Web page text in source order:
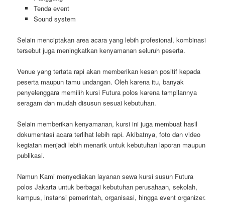
Tenda event
Sound system
Selain menciptakan area acara yang lebih profesional, kombinasi
tersebut juga meningkatkan kenyamanan seluruh peserta.
Venue yang tertata rapi akan memberikan kesan positif kepada
peserta maupun tamu undangan. Oleh karena itu, banyak
penyelenggara memilih kursi Futura polos karena tampilannya
seragam dan mudah disusun sesuai kebutuhan.
Selain memberikan kenyamanan, kursi ini juga membuat hasil
dokumentasi acara terlihat lebih rapi. Akibatnya, foto dan video
kegiatan menjadi lebih menarik untuk kebutuhan laporan maupun
publikasi.
Namun Kami menyediakan layanan sewa kursi susun Futura
polos Jakarta untuk berbagai kebutuhan perusahaan, sekolah,
kampus, instansi pemerintah, organisasi, hingga event organizer.